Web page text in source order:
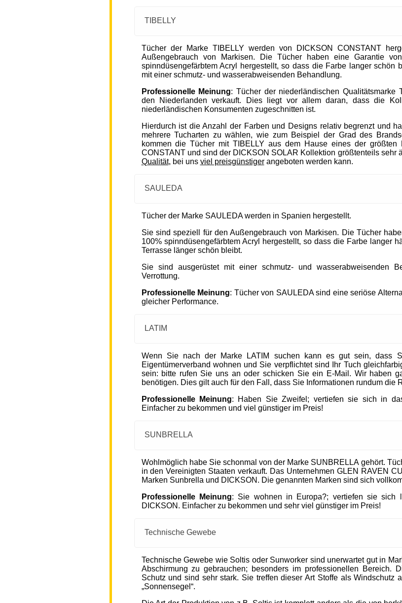
TIBELLY
Tücher der Marke TIBELLY werden von DICKSON CONSTANT
Außengebrauch von Markisen. Die Tücher haben eine Garantie
spinndüsengefärbtem Acryl hergestellt, so dass die Farbe langer schön
mit einer schmutz- und wasserabweisenden Behandlung.
Professionelle Meinung: Tücher der niederländischen Qualitätsmarke
den Niederlanden verkauft. Dies liegt vor allem daran, dass die
niederländischen Konsumenten zugeschnitten ist.
Hierdurch ist die Anzahl der Farben und Designs relativ begrenzt und
mehrere Tucharten zu wählen, wie zum Beispiel der Grad des
kommen die Tücher mit TIBELLY aus dem Hause eines der größten
CONSTANT und sind der DICKSON SOLAR Kollektion größtenteils sehr
Qualität, bei uns viel preisgünstigerangeboten werden kann.
SAULEDA
Tücher der Marke SAULEDA werden in Spanien hergestellt.
Sie sind speziell für den Außengebrauch von Markisen. Die Tücher
100% spinndüsengefärbtem Acryl hergestellt, so dass die Farbe langer
Terrasse länger schön bleibt.
Sie sind ausgerüstet mit einer schmutz- und wasserabweisenden
Verrottung.
Professionelle Meinung: Tücher von SAULEDA sind eine seriöse
gleicher Performance.
LATIM
Wenn Sie nach der Marke LATIM suchen kann es gut sein, dass
Eigentümerverband wohnen und Sie verpflichtet sind Ihr Tuch
sein: bitte rufen Sie uns an oder schicken Sie ein E-Mail. Wir haben
benötigen. Dies gilt auch für den Fall, dass Sie Informationen rundum die
Professionelle Meinung: Haben Sie Zweifel; vertiefen sie sich in
Einfacher zu bekommen und viel günstiger im Preis!
SUNBRELLA
Wohlmöglich habe Sie schonmal von der Marke SUNBRELLA gehört.
in den Vereinigten Staaten verkauft. Das Unternehmen GLEN RAVEN
Marken Sunbrella und DICKSON. Die genannten Marken sind sich
Professionelle Meinung: Sie wohnen in Europa?; vertiefen sie sich
DICKSON. Einfacher zu bekommen und sehr viel günstiger im Preis!
Technische Gewebe
Technische Gewebe wie Soltis oder Sunworker sind unerwartet gut in
Abschirmung zu gebrauchen; besonders im professionellen Bereich.
Schutz und sind sehr stark. Sie treffen dieser Art Stoffe als Windschutz
„Sonnensegel“.